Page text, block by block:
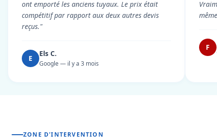
ont emporté les anciens tuyaux. Le prix était
compétitif par rapport aux deux autres devis
reçus."
E
Els C.
Google — il y a 3 mois
F
ZONE D'INTERVENTION